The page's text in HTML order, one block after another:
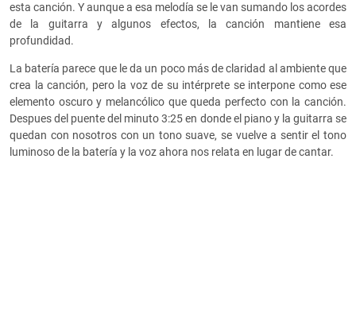
esta canción. Y aunque a esa melodía se le van sumando los acordes
de la guitarra y algunos efectos, la canción mantiene esa
profundidad.
La batería parece que le da un poco más de claridad al ambiente que
crea la canción, pero la voz de su intérprete se interpone como ese
elemento oscuro y melancólico que queda perfecto con la canción.
Despues del puente del minuto 3:25 en donde el piano y la guitarra se
quedan con nosotros con un tono suave, se vuelve a sentir el tono
luminoso de la batería y la voz ahora nos relata en lugar de cantar.